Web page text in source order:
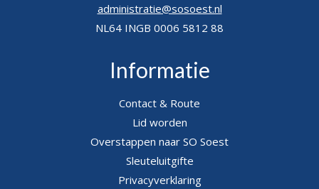
administratie@sosoest.nl
NL64 INGB 0006 5812 88
Informatie
Contact & Route
Lid worden
Overstappen naar SO Soest
Sleuteluitgifte
Privacyverklaring